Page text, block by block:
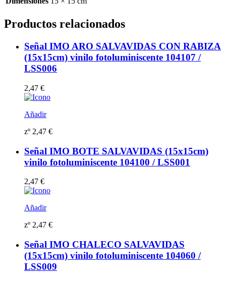
Productos relacionados
Señal IMO ARO SALVAVIDAS CON RABIZA
(15x15cm) vinilo fotoluminiscente 104107 /
LSS006
2,47 €
Añadir
zº 2,47 €
Señal IMO BOTE SALVAVIDAS (15x15cm)
vinilo fotoluminiscente 104100 / LSS001
2,47 €
Añadir
zº 2,47 €
Señal IMO CHALECO SALVAVIDAS
(15x15cm) vinilo fotoluminiscente 104060 /
LSS009